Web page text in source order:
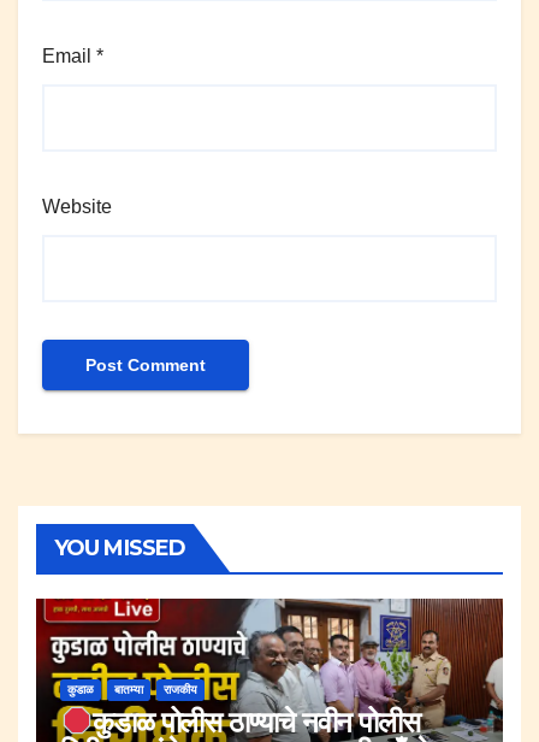
Email *
Website
YOU MISSED
कुडाळ बातम्या राजकीय
कुडाळ पोलीस ठाण्याचे नवीन पोलीस